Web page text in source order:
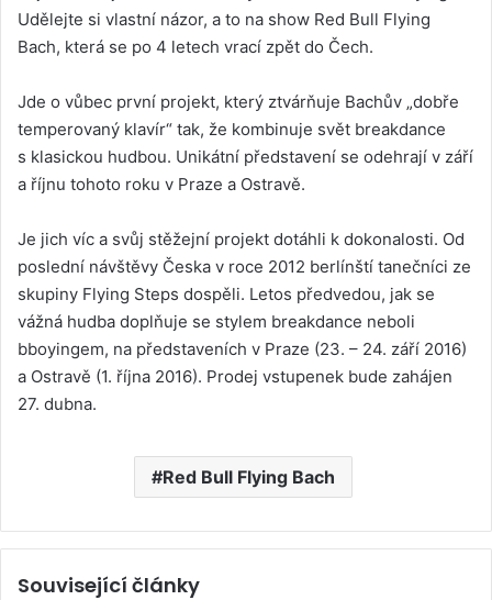
Udělejte si vlastní názor, a to na show Red Bull Flying
Bach, která se po 4 letech vrací zpět do Čech.
Jde o vůbec první projekt, který ztvárňuje Bachův „dobře
temperovaný klavír“ tak, že kombinuje svět breakdance
s klasickou hudbou. Unikátní představení se odehrají v září
a říjnu tohoto roku v Praze a Ostravě.
Je jich víc a svůj stěžejní projekt dotáhli k dokonalosti. Od
poslední návštěvy Česka v roce 2012 berlínští tanečníci ze
skupiny Flying Steps dospěli. Letos předvedou, jak se
vážná hudba doplňuje se stylem breakdance neboli
bboyingem, na představeních v Praze (23. – 24. září 2016)
a Ostravě (1. října 2016). Prodej vstupenek bude zahájen
27. dubna.
Red Bull Flying Bach
Související články